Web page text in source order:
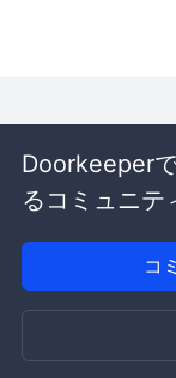
Doorkeeper
るコミュニテ
コ